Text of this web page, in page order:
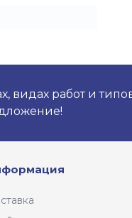
видах работ и